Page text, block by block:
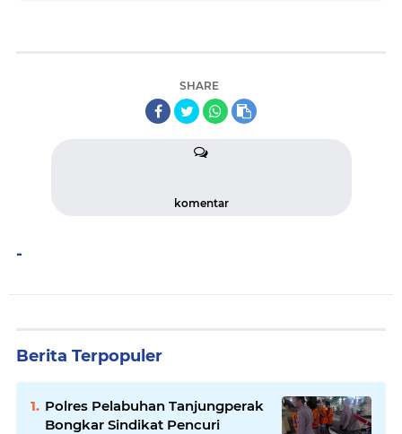
SHARE
komentar
-
Berita Terpopuler
Polres Pelabuhan Tanjungperak
Bongkar Sindikat Pencuri